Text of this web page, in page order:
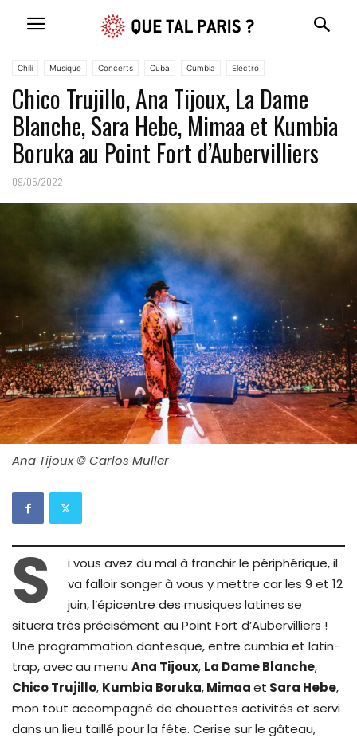
Chili Musique Concerts Cuba Cumbia Electro
Festival musique
Chico Trujillo, Ana Tijoux, La Dame
Blanche, Sara Hebe, Mimaa et Kumbia
Boruka au Point Fort d’Aubervilliers
09/05/2022
Ana Tijoux © Carlos Muller
S
i vous avez du mal à franchir le périphérique, il
va falloir songer à vous y mettre car les 9 et 12
juin, l’épicentre des musiques latines se
situera très précisément au Point Fort d’Aubervilliers !
Une programmation dantesque, entre cumbia et latin-
trap, avec au menu Ana Tijoux, La Dame Blanche,
Chico Trujillo, Kumbia Boruka,Mimaaet Sara Hebe,
mon tout accompagné de chouettes activités et servi
dans un lieu taillé pour la fête. Cerise sur le gâteau,